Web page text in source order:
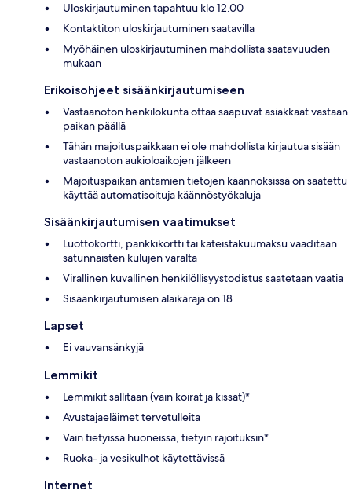
Uloskirjautuminen tapahtuu klo 12.00
Kontaktiton uloskirjautuminen saatavilla
Myöhäinen uloskirjautuminen mahdollista saatavuuden
mukaan
Erikoisohjeet sisäänkirjautumiseen
Vastaanoton henkilökunta ottaa saapuvat asiakkaat vastaan
paikan päällä
Tähän majoituspaikkaan ei ole mahdollista kirjautua sisään
vastaanoton aukioloaikojen jälkeen
Majoituspaikan antamien tietojen käännöksissä on saatettu
käyttää automatisoituja käännöstyökaluja
Sisäänkirjautumisen vaatimukset
Luottokortti, pankkikortti tai käteistakuumaksu vaaditaan
satunnaisten kulujen varalta
Virallinen kuvallinen henkilöllisyystodistus saatetaan vaatia
Sisäänkirjautumisen alaikäraja on 18
Lapset
Ei vauvansänkyjä
Lemmikit
Lemmikit sallitaan (vain koirat ja kissat)*
Avustajaeläimet tervetulleita
Vain tietyissä huoneissa, tietyin rajoituksin*
Ruoka- ja vesikulhot käytettävissä
Internet